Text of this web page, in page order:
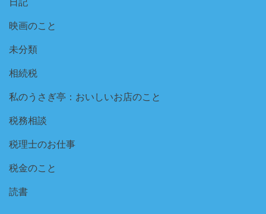
映画のこと
未分類
相続税
私のうさぎ亭：おいしいお店のこと
税務相談
税理士のお仕事
税金のこと
読書